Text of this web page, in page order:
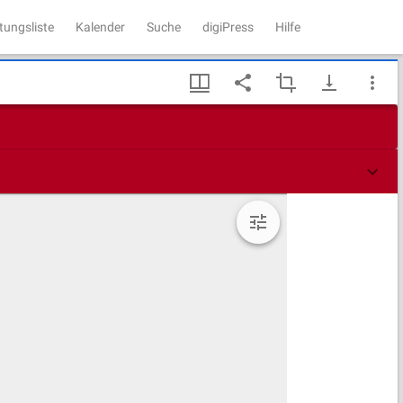
Kalender Suche digiPress Hilfe